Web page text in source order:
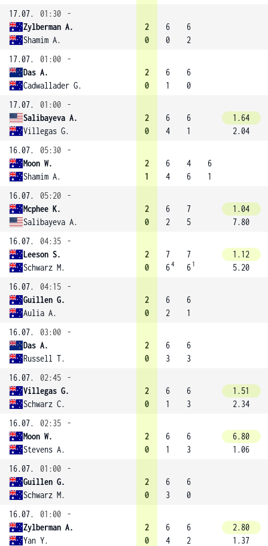
17.07.
01:30
-
Zylberman A.
Shamim A.
2
0
6
0
6
2
17.07.
01:00
-
Das A.
Cadwallader G.
2
0
6
1
6
0
17.07.
01:00
-
Salibayeva A.
Villegas G.
2
0
6
4
6
1
1.64
2.04
16.07.
05:30
-
Moon W.
Shamim A.
2
1
6
4
4
6
6
1
16.07.
05:20
-
Mcphee K.
Salibayeva A.
2
0
6
2
7
5
1.04
7.80
16.07.
04:35
-
Leeson S.
Schwarz M.
2
0
7
64
7
6 1
1.12
5.20
16.07.
04:15
-
Guillen G.
Aulia A.
2
0
6
2
6
1
16.07.
03:00
-
Das A.
Russell T.
2
0
6
3
6
3
16.07.
02:45
-
Villegas G.
Schwarz C.
2
0
6
1
6
3
1.51
2.34
16.07.
02:35
-
Moon W.
Stevens A.
2
0
6
1
6
3
6.80
1.06
16.07.
01:00
-
Guillen G.
Schwarz M.
2
0
6
3
6
0
16.07.
01:00
-
Zylberman A.
Yan Y.
2
0
6
4
6
2
2.80
1.37